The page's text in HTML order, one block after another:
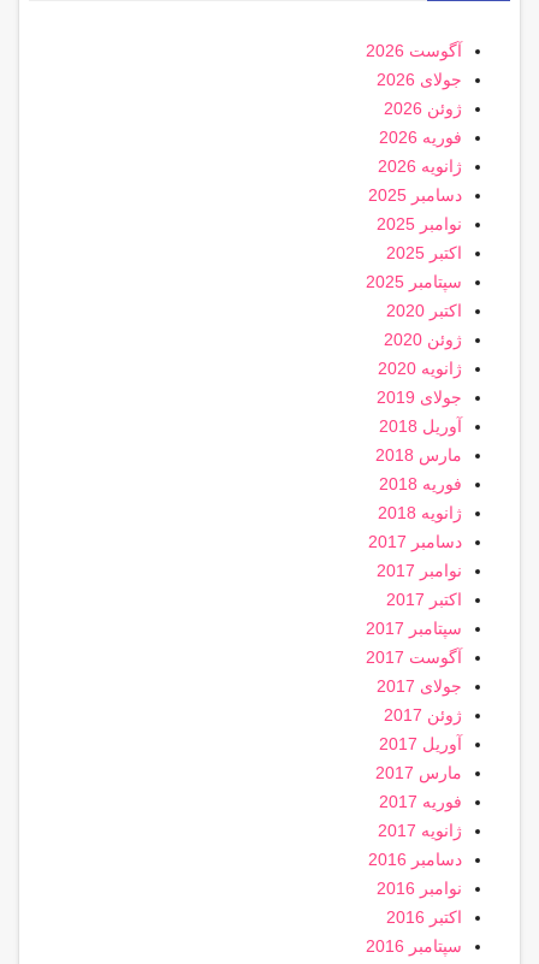
آگوست 2026
جولای 2026
ژوئن 2026
فوریه 2026
ژانویه 2026
دسامبر 2025
نوامبر 2025
اکتبر 2025
سپتامبر 2025
اکتبر 2020
ژوئن 2020
ژانویه 2020
جولای 2019
آوریل 2018
مارس 2018
فوریه 2018
ژانویه 2018
دسامبر 2017
نوامبر 2017
اکتبر 2017
سپتامبر 2017
آگوست 2017
جولای 2017
ژوئن 2017
آوریل 2017
مارس 2017
فوریه 2017
ژانویه 2017
دسامبر 2016
نوامبر 2016
اکتبر 2016
سپتامبر 2016